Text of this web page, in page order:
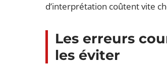
d’interprétation coûtent vite
Les erreurs
les éviter